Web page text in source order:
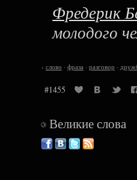
Фредерик
молодого
‹ слово · фраза· разговор ·
#1455
©Великие слова